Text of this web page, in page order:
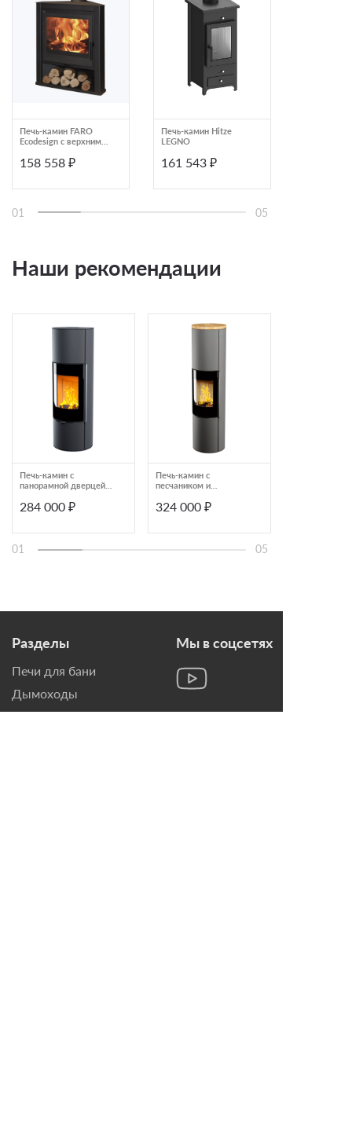
Печь-камин FARO
Ecodesign с верхним
системой очистки
158 558 ₽
Печь-камин Hitze
LEGNO
161 543 ₽
01 05
Наши рекомендации
Печь-камин с
панорамной дверцей и
мм Astov R R1.0 XL
284 000 ₽
Печь-камин с
песчаником и
Astov R1 R1.0
324 000 ₽
01 05
Разделы
Печи для бани
Дымоходы
Топки для камина
Мы в соцсетях